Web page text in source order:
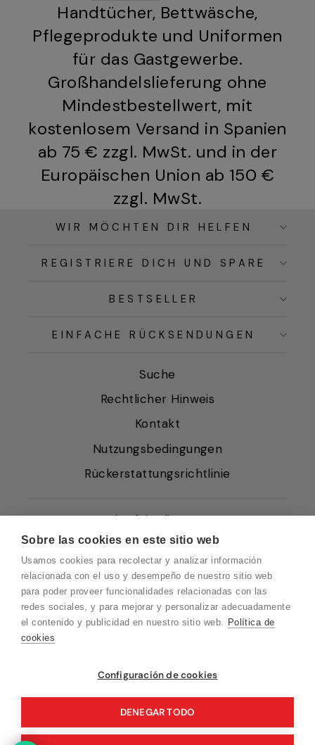
Sobre las cookies en este sitio web
Usamos cookies para recolectar y analizar información
relacionada con el uso y desempeño de nuestro sitio web
para poder proveer funcionalidades relacionadas con las
redes sociales, y para mejorar y personalizar adecuadamente
el contenido y publicidad en nuestro sitio web. Política de
cookies
Configuración de cookies
DENEGAR TODO
Handtücher, Bettwäsche,
Pflegeprodukte und Uniformen
für das Gastgewerbe.
Großhandelslieferung ohne
Mindestbestellwert, mit
kostenlosem Versand in Spanien
ab 75 € zzgl. MwSt. und in der
Europäischen Union ab 150 €
zzgl. MwSt.
WIR MÖCHTEN DIR HELFEN
REGISTRIERE DICH UND SPARE
BESTSELLER
EINFACHE RÜCKSENDUNGEN
Suche
Rechtlicher Hinweis
Kontakt
Nutzungsbedingungen
Rückerstattungsrichtlinie
Verkaufsbedingungen
Über uns
Cookie-Richtlinie
Datenschutz
Blog EN
Blog DE
IT-Blog
Vuelvo en un momento. Recuerda que
nuestro horario de atención al cliente es de